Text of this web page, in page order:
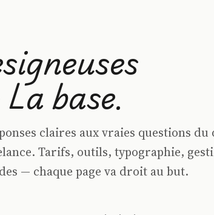
base.
claires aux vraies questions
Tarifs, outils, typographie,
— chaque page va droit au but.